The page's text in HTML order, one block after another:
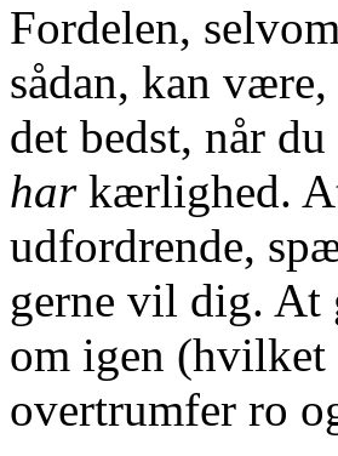
Fordelen,
sådan, kan være,
det bedst, når du
harkærlighed.
udfordrende,
gerne vil dig. At
om igen
overtrumfer ro